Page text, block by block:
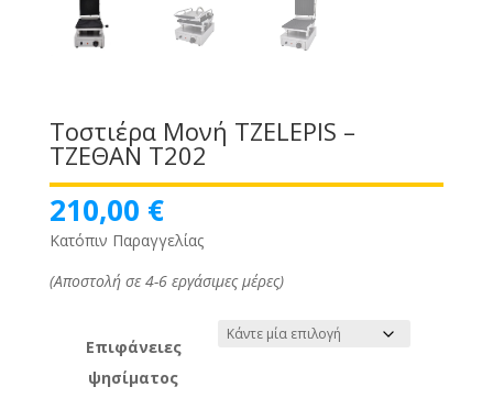
Τοστιέρα Μονή TZELEPIS –
ΤΖΕΘΑΝ Τ202
210,00 €
Κατόπιν Παραγγελίας
(Αποστολή σε 4-6 εργάσιμες μέρες)
Επιφάνειες
ψησίματος